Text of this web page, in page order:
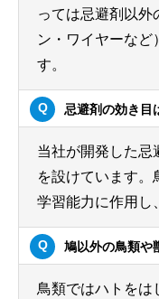
っては忌避剤以外
ン・ワイヤーなど
す。
忌避剤の効き目
当社が開発した忌
を設けています。
学習能力に作用し
鳩以外の鳥類や
鳥類ではハトをは